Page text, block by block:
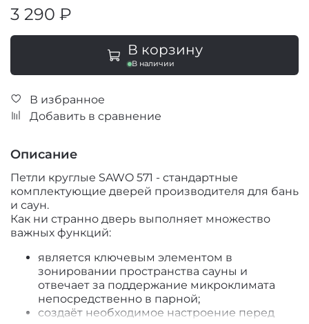
3 290 ₽
В корзину
В наличии
В избранное
Добавить в сравнение
Описание
Петли круглые SAWO 571 - стандартные
комплектующие дверей производителя для бань
и саун.
Как ни странно дверь выполняет множество
важных функций:
является ключевым элементом в
зонировании пространства сауны и
отвечает за поддержание микроклимата
непосредственно в парной;
создаёт необходимое настроение перед